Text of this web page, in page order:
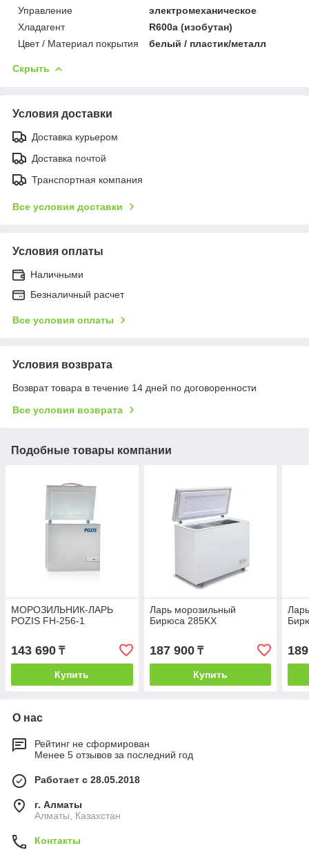
Управление
электромеханическое
Хладагент
R600a (изобутан)
Цвет / Материал покрытия
белый / пластик/металл
Скрыть
Условия доставки
Доставка курьером
Доставка почтой
Транспортная компания
Все условия доставки
Условия оплаты
Наличными
Безналичный расчет
Все условия оплаты
Условия возврата
Возврат товара в течение 14 дней по договоренности
Все условия возврата
Подобные товары компании
МОРОЗИЛЬНИК-ЛАРЬ
POZIS FH-256-1
143 690 ₸
Купить
Ларь морозильный
Бирюса 285KX
187 900₸
Купить
О нас
Рейтинг не сформирован
Менее 5 отзывов за последний год
Работает с 28.05.2018
г. Алматы
Алматы, Казахстан
Контакты